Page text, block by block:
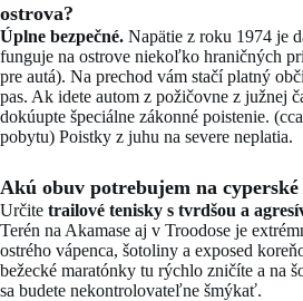
ostrova?
Úplne bezpečné. Napätie z roku 1974 je
funguje na ostrove niekoľko hraničných
pre autá). Na prechod vám stačí platný
pas. Ak idete autom z požičovne z južnej
dokúupte špeciálne zákonné poistenie.
pobytu) Poistky z juhu na severe neplatia.
Akú obuv potrebujem na
Určite trailové tenisky s tvrdšou a
Terén na Akamase aj v Troodose je
ostrého vápenca, šotoliny a exposed
bežecké maratónky tu rýchlo zničíte a na
sa budete nekontrolovateľne šmýkať.